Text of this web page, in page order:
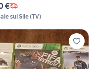
€
sul Sile(TV)